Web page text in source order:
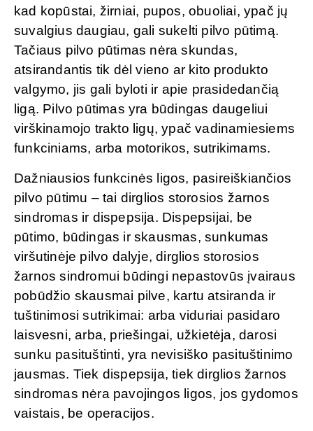
kad kopūstai, žirniai, pupos, obuoliai, ypač jų
suvalgius daugiau, gali sukelti pilvo pūtimą.
Tačiaus pilvo pūtimas nėra skundas,
atsirandantis tik dėl vieno ar kito produkto
valgymo, jis gali byloti ir apie prasidedančią
ligą. Pilvo pūtimas yra būdingas daugeliui
virškinamojo trakto ligų, ypač vadinamiesiems
funkciniams, arba motorikos, sutrikimams.
Dažniausios funkcinės ligos, pasireiškiančios
pilvo pūtimu – tai dirglios storosios žarnos
sindromas ir dispepsija. Dispepsijai, be
pūtimo, būdingas ir skausmas, sunkumas
viršutinėje pilvo dalyje, dirglios storosios
žarnos sindromui būdingi nepastovūs įvairaus
pobūdžio skausmai pilve, kartu atsiranda ir
tuštinimosi sutrikimai: arba viduriai pasidaro
laisvesni, arba, priešingai, užkietėja, darosi
sunku pasituštinti, yra nevisiško pasituštinimo
jausmas. Tiek dispepsija, tiek dirglios žarnos
sindromas nėra pavojingos ligos, jos gydomos
vaistais, be operacijos.